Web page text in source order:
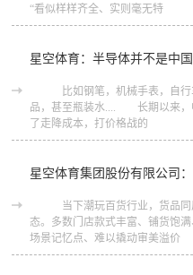
“看似样样齐全、实则毫无特
星空体育：半导体并不是中
比如钢笔，机械手表，自行
品，甚至瓶装水.... 长期以来，
了走降成本，打价格战的
星空体育集团股份有限公司
当下潮玩百货行业，货品同质
态。多数门店款式丰富、铺货饱
场景记忆点、难以撬动审美溢价